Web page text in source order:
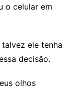
o celular em
ele tenha
decisão.
olhos